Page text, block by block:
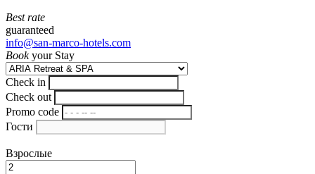
Best rate
guaranteed
info@san-marco-hotels.com
Bookyour Stay
Check in
Check out
Promo code
Гости
Взрослые